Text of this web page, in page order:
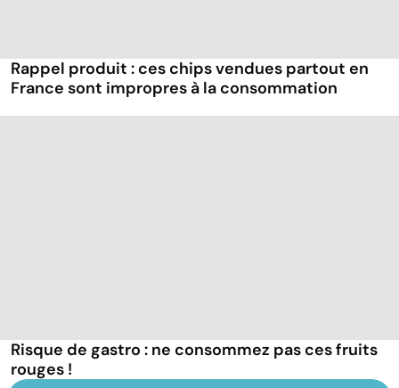
Rappel produit : ces chips vendues partout en
France sont impropres à la consommation
Risque de gastro : ne consommez pas ces fruits
rouges !